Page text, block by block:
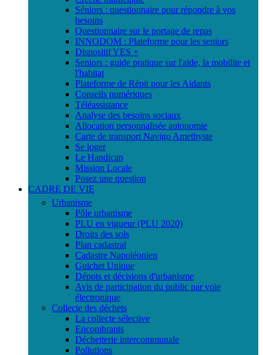
Séniors : questionnaire pour répondre à vos
besoins
Questionnaire sur le portage de repas
INNODOM : Plateforme pour les seniors
Dispositif YES +
Seniors : guide pratique sur l'aide, la mobilite et
l'habitat
Plateforme de Répit pour les Aidants
Conseils numériques
Téléassistance
Analyse des besoins sociaux
Allocation personnalisée autonomie
Carte de transport Navigo Amethyste
Se loger
Le Handicap
Mission Locale
Posez une question
CADRE DE VIE
Urbanisme
Pôle urbanisme
PLU en vigueur (PLU 2020)
Droits des sols
Plan cadastral
Cadastre Napoléonien
Guichet Unique
Dépots et décisions d'urbanisme
Avis de participation du public par voie
électronique
Collecte des déchets
La collecte sélective
Encombrants
Déchetterie intercommunale
Pollutions